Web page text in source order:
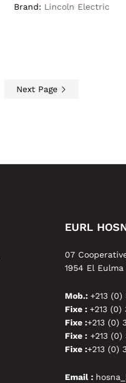
Brand: Lincoln Electric
Next Page
EURL
07
1954 El
Mob.: +213 (0)
Fixe : +213
Fixe :+213 (0)
Fixe : +213
Fixe :+213 (0)
Email :